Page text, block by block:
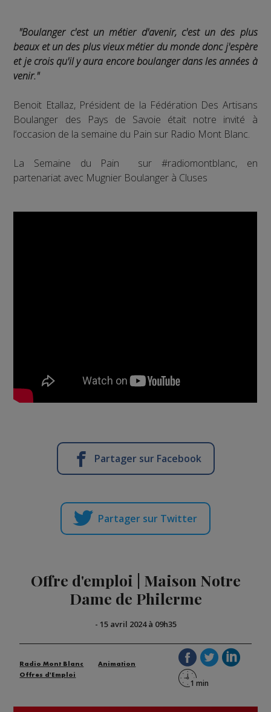
"Boulanger c'est un métier d'avenir, c'est un des plus
beaux et un des plus vieux métier du monde donc j'espère
et je crois qu'il y aura encore boulanger dans les années à
venir."
Benoit Etallaz, Président de la Fédération Des Artisans
Boulanger des Pays de Savoie était notre invité à
l’occasion de la semaine du Pain sur Radio Mont Blanc.
La Semaine du Pain sur #radiomontblanc, en
partenariat avec Mugnier Boulanger à Cluses
Partager sur Facebook
Partager sur Twitter
Offre d'emploi | Maison Notre
Dame de Philerme
- 15 avril 2024 à 09h35
Radio Mont Blanc
Animation
Offres d'Emploi